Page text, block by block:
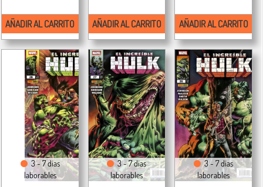
AÑADIR AL CARRITO AÑADIR AL CARRITO AÑADIR AL CARRITO
3 - 7 días
laborables
3 - 7 días
laborables
3 - 7 días
laborables